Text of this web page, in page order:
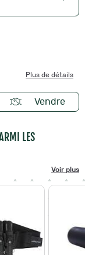
Plus de détails
Vendre
LES
Voir plus